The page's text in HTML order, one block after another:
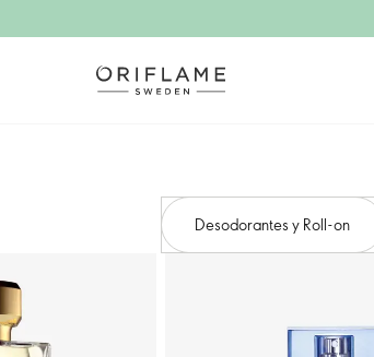
Desodorantes y Roll-on